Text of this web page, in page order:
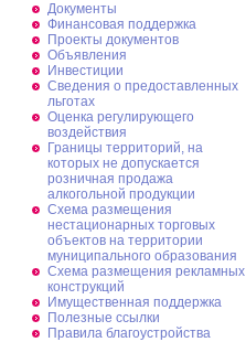
Документы
Финансовая поддержка
Проекты документов
Объявления
Инвестиции
Сведения о предоставленных
льготах
Оценка регулирующего
воздействия
Границы территорий, на
которых не допускается
розничная продажа
алкогольной продукции
Схема размещения
нестационарных торговых
объектов на территории
муниципального образования
Схема размещения рекламных
конструкций
Имущественная поддержка
Полезные ссылки
Правила благоустройства